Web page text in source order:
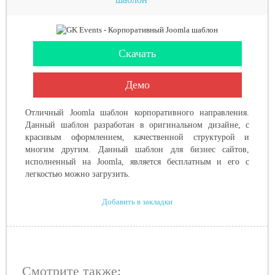
Скачать
Демо
Отличный Joomla шаблон корпоративного направления.
Данный шаблон разработан в оригинальном дизайне, с
красивым оформлением, качественной структурой и
многим другим. Данный шаблон для бизнес сайтов,
исполненный на Joomla, является бесплатным и его с
легкостью можно загрузить.
Добавить в закладки
Смотрите также: